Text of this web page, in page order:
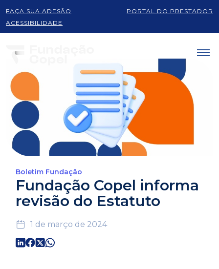
FAÇA SUA ADESÃO
PORTAL DO PRESTADOR
ACESSIBILIDADE
Boletim Fundação
Fundação Copel informa
revisão do Estatuto
1 de março de 2024